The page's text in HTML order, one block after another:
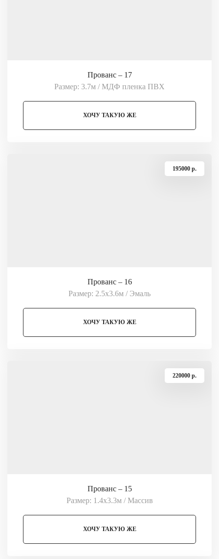
Прованс – 17
Размер: 3.7м / МДФ пленка ПВХ
ХОЧУ ТАКУЮ ЖЕ
195000 p.
Прованс – 16
Размер: 2.5х3.6м / Эмаль
ХОЧУ ТАКУЮ ЖЕ
220000 p.
Прованс – 15
Размер: 1.4х3.3м / Массив
ХОЧУ ТАКУЮ ЖЕ